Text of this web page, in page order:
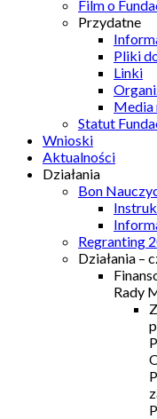
Film o
Przydatne
Pliki
Linki
Media
Statut
Wnioski
Aktualności
Działania
Bon
Regranting
Działania –
Rady